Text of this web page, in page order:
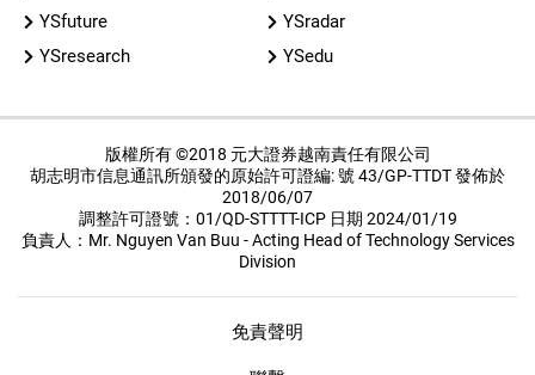
YSfuture
YSradar
YSresearch
YSedu
版權所有 ©2018 元大證券越南責任有限公司
胡志明市信息通訊所頒發的原始許可證編: 號 43/GP-TTDT 發佈於
2018/06/07
調整許可證號：01/QD-STTTT-ICP 日期 2024/01/19
負責人：Mr. Nguyen Van Buu - Acting Head of Technology Services
Division
免責聲明